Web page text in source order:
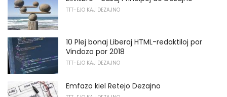
TTT-EJO KAJ DEZAJNO
10 Plej bonaj Liberaj HTML-redaktiloj por
Vindozo por 2018
TTT-EJO KAJ DEZAJNO
Emfazo kiel Retejo Dezajno